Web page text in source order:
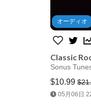
オーディオ
Classic
Sonus
$10.99
05月06日